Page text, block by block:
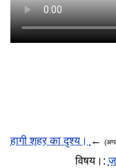
हागी शहर का दृश्य।
←
विषय।: